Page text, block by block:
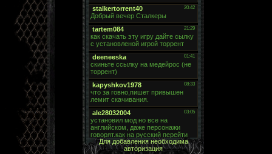
Для добавления необходима
авторизация